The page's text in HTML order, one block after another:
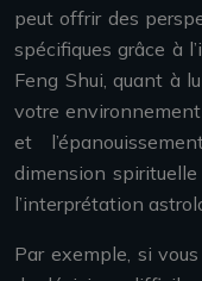
peut offrir des
spécifiques grâce à
Feng Shui, quant à
votre
et
dimension
l’interprétation
Par exemple, si